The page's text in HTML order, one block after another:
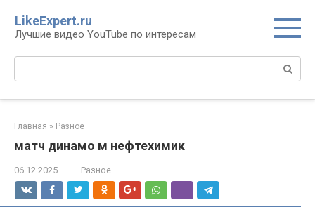
контенту
LikeExpert.ru
Лучшие видео YouTube по интересам
Главная » Разное
матч динамо м нефтехимик
06.12.2025 Разное